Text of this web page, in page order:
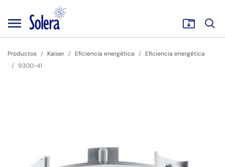
Productos Kaiser Eficiencia energética
Eficiencia energética
9300-41